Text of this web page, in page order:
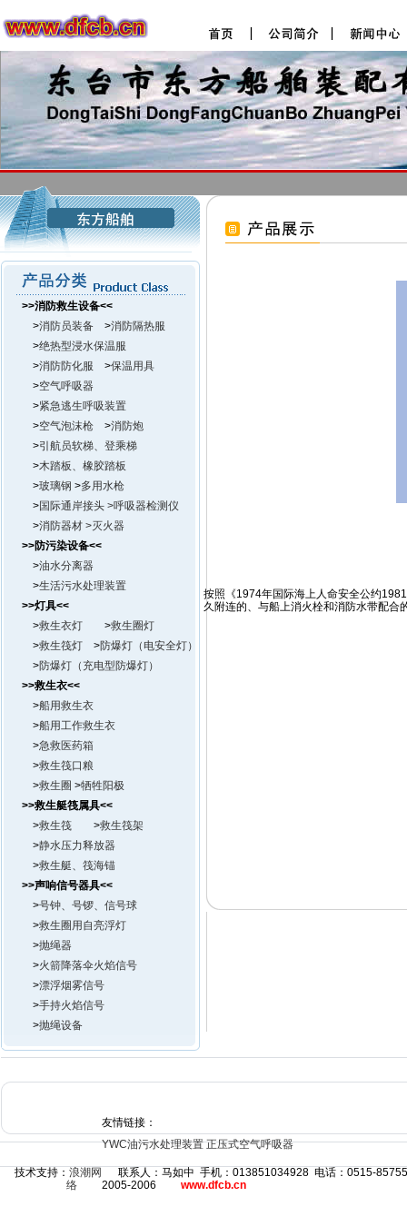
>>消防救生设备<<
>消防员装备 >消防隔热服
>绝热型浸水保温服
>消防防化服 >保温用具
>空气呼吸器
>紧急逃生呼吸装置
>空气泡沫枪 >消防炮
>引航员软梯、登乘梯
>木踏板、橡胶踏板
>玻璃钢 >多用水枪
>国际通岸接头 >呼吸器检测仪
>消防器材 >灭火器
>>防污染设备<<
>油水分离器
>生活污水处理装置
>>灯具<<
>救生衣灯 >救生圈灯
>救生筏灯 >防爆灯（电安全灯）
>防爆灯（充电型防爆灯）
>>救生衣<<
>船用救生衣
>船用工作救生衣
>急救医药箱
>救生筏口粮
>救生圈 >牺牲阳极
>>救生艇筏属具<<
>救生筏 >救生筏架
>静水压力释放器
>救生艇、筏海锚
>>声响信号器具<<
>号钟、号锣、信号球
>救生圈用自亮浮灯
>抛绳器
>火箭降落伞火焰信号
>漂浮烟雾信号
>手持火焰信号
>抛绳设备
按照《1974年国际海上人命安全公约
久附连的、与船上消火栓和消防水带配
友情链接：
YWC油污水处理装置 正压式空气呼吸器
技术支持： 浪潮网
络
联系人：马如中 手机：013851034928 电话：0515-
2005-2006 www.dfcb.cn